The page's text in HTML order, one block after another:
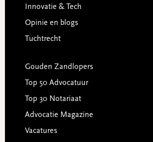
Innovatie & Tech
Opinie en blogs
Tuchtrecht
Gouden Zandlopers
Top 50 Advocatuur
Top 30 Notariaat
Advocatie Magazine
Vacatures